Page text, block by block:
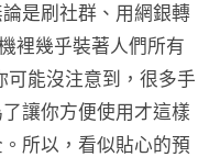
是刷社群、用網銀轉
裡幾乎裝著人們所有
可能沒注意到，很多手
讓你方便使用才這樣
所以，看似貼心的預